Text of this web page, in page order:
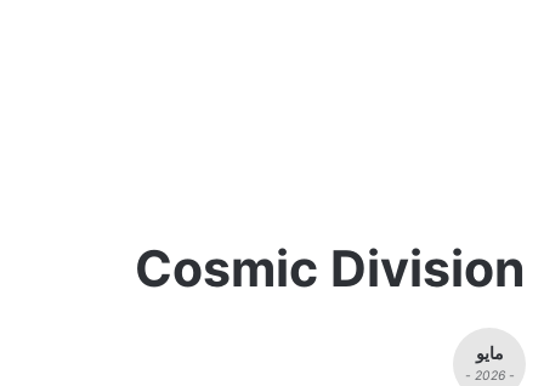
Cosmic Division
مايو
- 2026 -